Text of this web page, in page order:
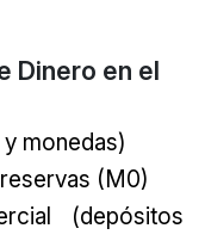
Dinero en el
monedas)
(M0)
(depósitos